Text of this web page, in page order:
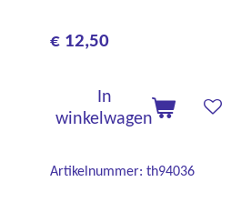
€ 12,50
In
winkelwagen
Artikelnummer: th94036